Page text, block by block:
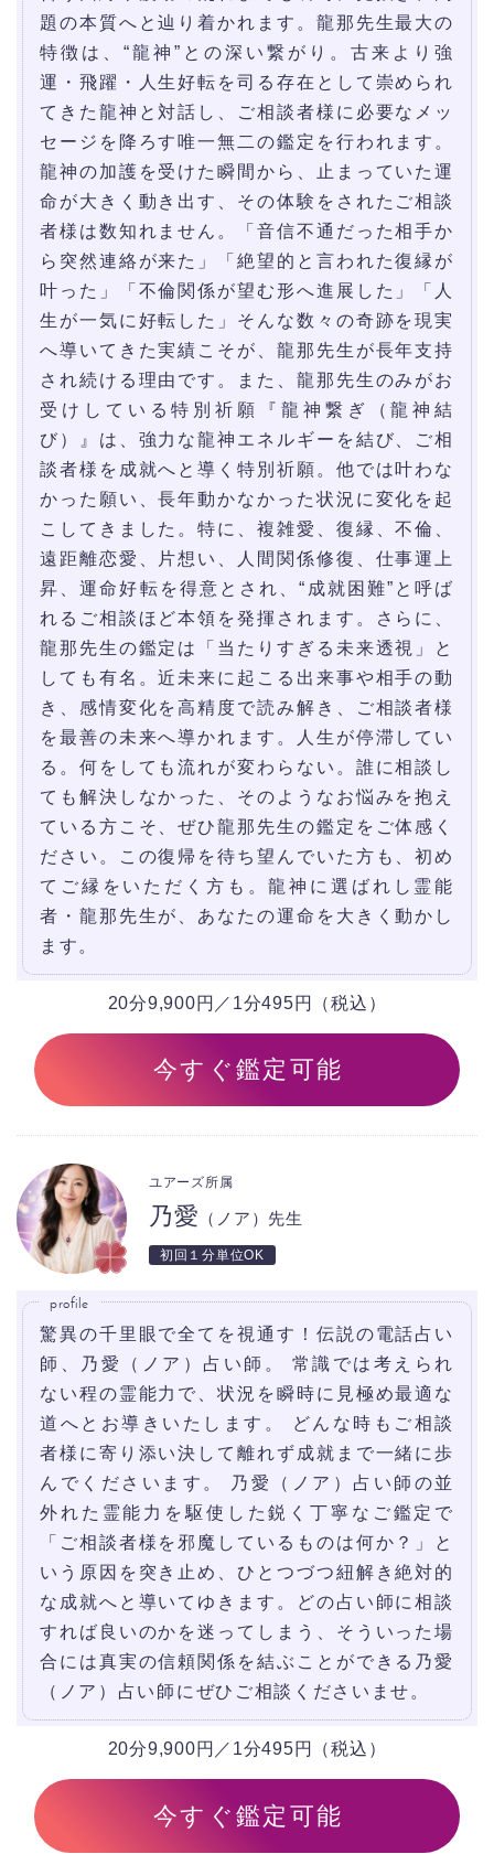
題の本質へと辿り着かれます。龍那先生最大の
特徴は、“龍神”との深い繋がり。古来より強
運・飛躍・人生好転を司る存在として崇められ
てきた龍神と対話し、ご相談者様に必要なメッ
セージを降ろす唯一無二の鑑定を行われます。
龍神の加護を受けた瞬間から、止まっていた運
命が大きく動き出す、その体験をされたご相談
者様は数知れません。「音信不通だった相手か
ら突然連絡が来た」「絶望的と言われた復縁が
叶った」「不倫関係が望む形へ進展した」「人
生が一気に好転した」そんな数々の奇跡を現実
へ導いてきた実績こそが、龍那先生が長年支持
され続ける理由です。また、龍那先生のみがお
受けしている特別祈願『龍神繋ぎ（龍神結
び）』は、強力な龍神エネルギーを結び、ご相
談者様を成就へと導く特別祈願。他では叶わな
かった願い、長年動かなかった状況に変化を起
こしてきました。特に、複雑愛、復縁、不倫、
遠距離恋愛、片想い、人間関係修復、仕事運上
昇、運命好転を得意とされ、“成就困難”と呼ば
れるご相談ほど本領を発揮されます。さらに、
龍那先生の鑑定は「当たりすぎる未来透視」と
しても有名。近未来に起こる出来事や相手の動
き、感情変化を高精度で読み解き、ご相談者様
を最善の未来へ導かれます。人生が停滞してい
る。何をしても流れが変わらない。誰に相談し
ても解決しなかった、そのようなお悩みを抱え
ている方こそ、ぜひ龍那先生の鑑定をご体感く
ださい。この復帰を待ち望んでいた方も、初め
てご縁をいただく方も。龍神に選ばれし霊能
者・龍那先生が、あなたの運命を大きく動かし
ます。
20分9,900円／1分495円（税込）
今すぐ鑑定可能
乃愛 （ノア）先生
ユアーズ所属
初回１分単位OK
profile
驚異の千里眼で全てを視通す！伝説の電話占い
師、乃愛（ノア）占い師。 常識では考えられ
ない程の霊能力で、状況を瞬時に見極め最適な
道へとお導きいたします。 どんな時もご相談
者様に寄り添い決して離れず成就まで一緒に歩
んでくださいます。 乃愛（ノア）占い師の並
外れた霊能力を駆使した鋭く丁寧なご鑑定で
「ご相談者様を邪魔しているものは何か？」と
いう原因を突き止め、ひとつづつ紐解き絶対的
な成就へと導いてゆきます。どの占い師に相談
すれば良いのかを迷ってしまう、そういった場
合には真実の信頼関係を結ぶことができる乃愛
（ノア）占い師にぜひご相談くださいませ。
20分9,900円／1分495円（税込）
今すぐ鑑定可能